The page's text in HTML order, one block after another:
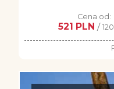
Cena od:
521 PLN /